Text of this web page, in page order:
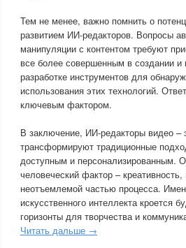
Тем не менее, важно помнить о
развитием ИИ-редакторов. Вопросы
манипуляции с контентом требуют
все более совершенным в создании
разработке инструментов для
использования этих технологий.
ключевым фактором.
В заключение, ИИ-редакторы видео –
трансформируют традиционные
доступным и персонализированным.
человеческий фактор –
неотъемлемой частью процесса.
искусственного интеллекта кроется
горизонты для творчества и
Читать дальше →